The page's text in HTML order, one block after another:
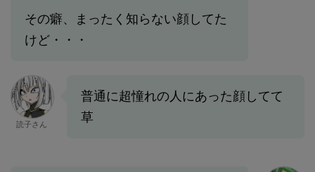
その癖、まったく知らない顔してた
けど・・・
読子さん
普通に超憧れの人にあった顔してて
草